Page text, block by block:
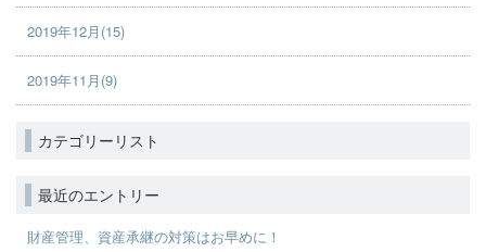
2019年12月(15)
2019年11月(9)
カテゴリーリスト
最近のエントリー
財産管理、資産承継の対策はお早めに！